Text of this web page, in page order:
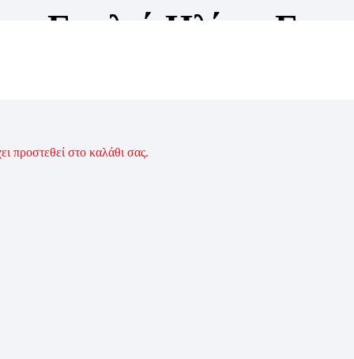
προστεθεί στο καλάθι σας.
Γυαλιά Ηλίου